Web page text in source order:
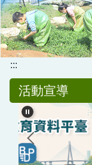
區
:::
活動宣導